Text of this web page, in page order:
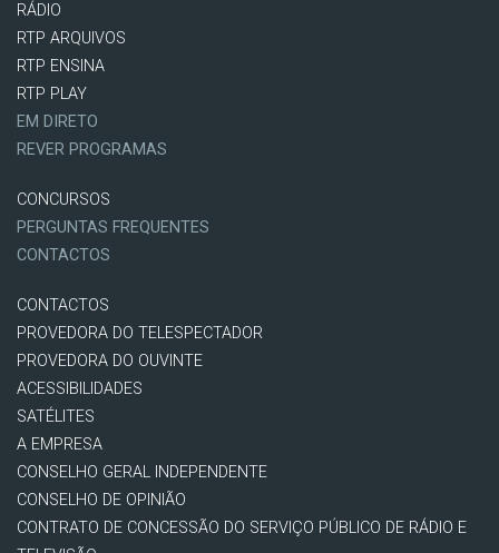
RÁDIO
RTP ARQUIVOS
RTP ENSINA
RTP PLAY
EM DIRETO
REVER PROGRAMAS
CONCURSOS
PERGUNTAS FREQUENTES
CONTACTOS
CONTACTOS
PROVEDORA DO TELESPECTADOR
PROVEDORA DO OUVINTE
ACESSIBILIDADES
SATÉLITES
A EMPRESA
CONSELHO GERAL INDEPENDENTE
CONSELHO DE OPINIÃO
CONTRATO DE CONCESSÃO DO SERVIÇO PÚBLICO DE RÁDIO E